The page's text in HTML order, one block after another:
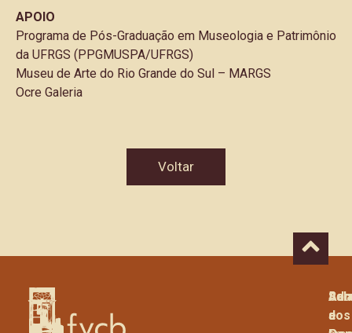
APOIO
Programa de Pós-Graduação em Museologia e Patrimônio
da UFRGS (PPGMUSPA/UFRGS)
Museu de Arte do Rio Grande do Sul – MARGS
Ocre Galeria
Voltar
e
dos
a